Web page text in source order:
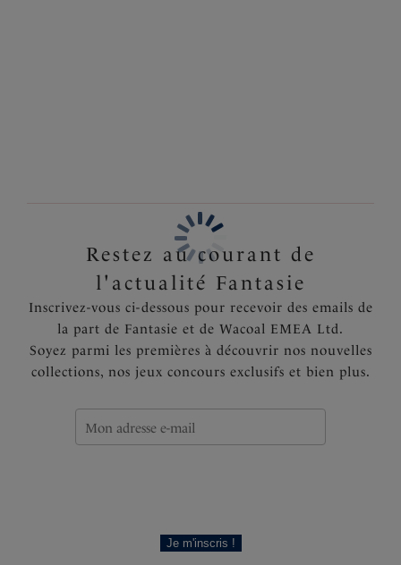
Code produit : FS501972ULE
Restez au courant de
l'actualité Fantasie
Inscrivez-vous ci-dessous pour recevoir des emails de
la part de Fantasie et de Wacoal EMEA Ltd.
Soyez parmi les premières à découvrir nos nouvelles
collections, nos jeux concours exclusifs et bien plus.
Je m'inscris !